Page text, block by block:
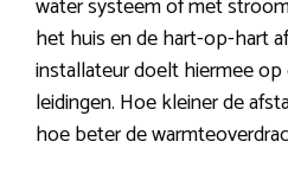
water systeem of met
het huis en de hart-op-hart
installateur doelt hiermee
leidingen. Hoe kleiner de
hoe beter de